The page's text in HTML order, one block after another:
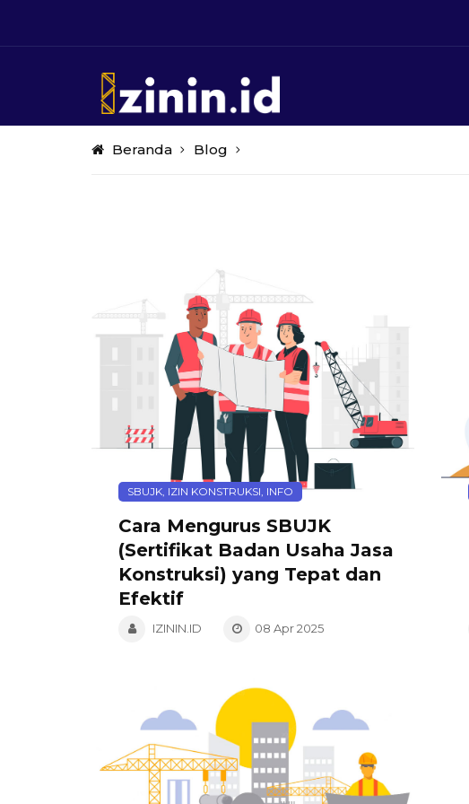
Beranda Blog
SBUJK, IZIN KONSTRUKSI, INFO
Cara Mengurus SBUJK
(Sertifikat Badan Usaha Jasa
Konstruksi) yang Tepat dan
Efektif
IZININ.ID 08 Apr 2025